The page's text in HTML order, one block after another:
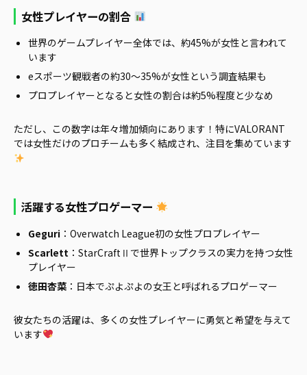
女性プレイヤーの割合
世界のゲームプレイヤー全体では、約45%が女性と言われて
います
eスポーツ観戦者の約30〜35%が女性という調査結果も
プロプレイヤーとなると女性の割合は約5%程度と少なめ
ただし、この数字は年々増加傾向にあります！特にVALORANT
では女性だけのプロチームも多く結成され、注目を集めています
活躍する女性プロゲーマー
Geguri ：Overwatch League初の女性プロプレイヤー
Scarlett ：StarCraftⅡで世界トップクラスの実力を持つ女性
プレイヤー
徳田杏菜 ：日本でぷよぷよの女王と呼ばれるプロゲーマー
彼女たちの活躍は、多くの女性プレイヤーに勇気と希望を与えて
います